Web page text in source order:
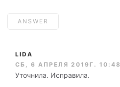
ANSWER
LIDA
СБ, 6 АПРЕЛЯ 2019Г. 10:48
Уточнила. Исправила.